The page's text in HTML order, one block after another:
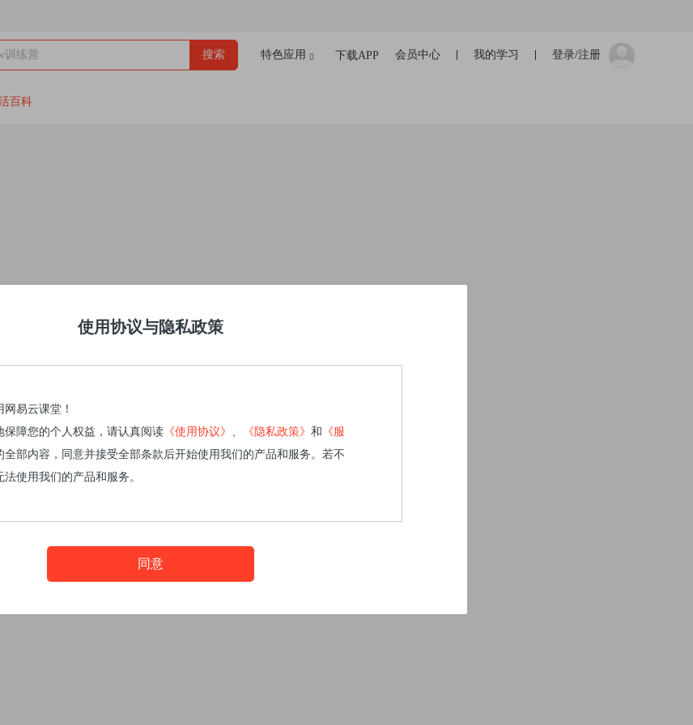
训练营 搜索 特色应用 下载APP 登录/注册
我的学习
会员中心
百科
使用协议与隐私政策
易云课堂！
保障您的个人权益，请认真阅读 《使用协议》 《隐私政策》 和 《服
全部内容，同意并接受全部条款后开始使用我们的产品和服务。若不
法使用我们的产品和服务。
同意